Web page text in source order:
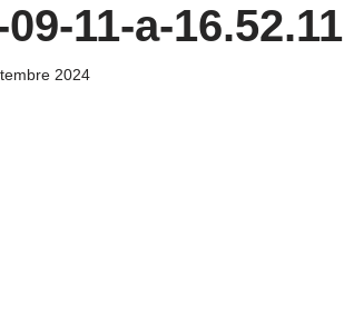
11-a-16.52.11
2024